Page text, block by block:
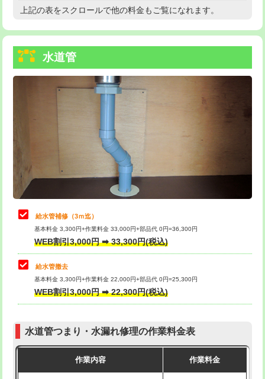
給水管工事※（塩ビ管（VP・HI）使
+8,800円
給水管工事※（ライニング鋼管・銅
管・ポリ管・HT管使用/3ｍまで)
給水管工事※（ライニング鋼管・銅
管・ポリ管・HT管使用/3ｍ超え)
排水管工事（土の掘削・埋め戻し作
11,000円~
排水管工事（排水管工事/3ｍまで） 55,000円
排水管工事（追加 排水管工事/3ｍ超
マス交換（土の掘削・埋め戻し作業）
マス交換（深さ50㎝未満）
マス交換（深さ50㎝以上）
コンクリート斫り（厚さ10㎝まで）
モルタル補修（厚さ10㎝超え） 38,500円
高度高圧洗浄換 現地調査
トーラー機使用/3mまで
追加トーラー機使用/3m超え
33,000円
8,800円
止水・漏水調査・防水処理・清掃・修
理・調整・分解・加工など（軽作業）
11,000円
止水・漏水調査・防水処理・清掃・修
理・調整・分解・加工など（中作業）
止水・漏水調査・防水処理・清掃・修
理・調整・分解・加工など（重作業）
33,000円
その他部品の脱着
交換・取付（タンク）
式）)
式・ワンホール）)
上記の表をスクロールで他の料金もご覧になれます。
水道管
給水管補修（3ｍ迄）
基本料金 3,300円+作業料金 33,000円+部品代 0円=36,300円
WEB割引3,000円 ➡ 33,300円(税込)
給水管撤去
基本料金 3,300円+作業料金 22,000円+部品代 0円=25,300円
WEB割引3,000円 ➡ 22,300円(税込)
水道管つまり・水漏れ修理の作業料金表
作業内容 作業料金